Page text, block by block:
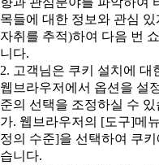
목들에 대한 정보와 관심
자취를 추적)하여 다음 번
니다.
2. 고객님은 쿠키 설치에 대
웹브라우저에서 옵션을 설
준의 선택을 조정하실 수
가. 웹브라우저의 [도구]메
정의 수준]을 선택하여 쿠
습니다.